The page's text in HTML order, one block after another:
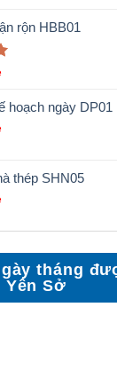
rộn HBB01
hoạch ngày DP01
thép SHN05
tháng
Sở